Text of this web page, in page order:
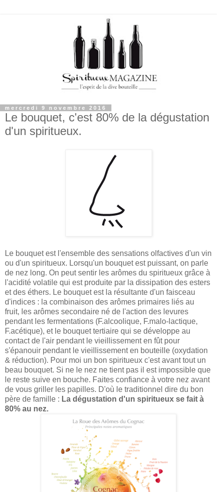
mercredi 9 novembre 2016
Le bouquet, c'est 80% de la dégustation
d'un spiritueux.
Le bouquet est l'ensemble des sensations olfactives d'un vin
ou d'un spiritueux. Lorsqu'un bouquet est puissant, on parle
de nez long. On peut sentir les arômes du spiritueux grâce à
l'acidité volatile qui est produite par la dissipation des esters
et des éthers. Le bouquet est la résultante d'un faisceau
d'indices : la combinaison des arômes primaires liés au
fruit, les arômes secondaire né de l'action des levures
pendant les fermentations (F.alcoolique, F.malo-lactique,
F.acétique), et le bouquet tertiaire qui se développe au
contact de l'air pendant le vieillissement en fût pour
s'épanouir pendant le vieillissement en bouteille (oxydation
& réduction). Pour moi un bon spiritueux c'est avant tout un
beau bouquet. Si ne le nez ne tient pas il est impossible que
le reste suive en bouche. Faites confiance à votre nez avant
de vous griller les papilles. D'où le traditionnel dire du bon
père de famille : La dégustation d'un spiritueux se fait à
80% au nez.